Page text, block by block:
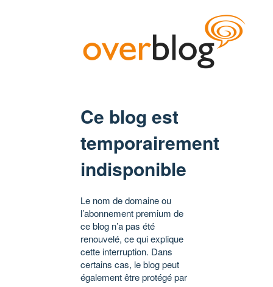
Ce blog est
temporairement
indisponible
Le nom de domaine ou
l’abonnement premium de
ce blog n’a pas été
renouvelé, ce qui explique
cette interruption. Dans
certains cas, le blog peut
également être protégé par